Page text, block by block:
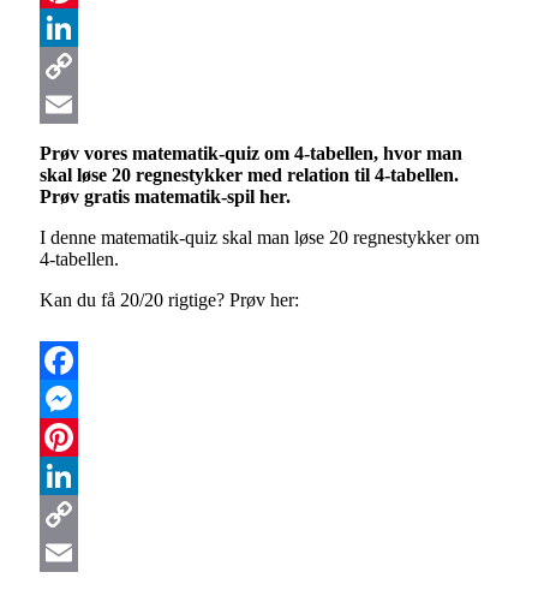
Pinterest
LinkedIn
Copy
Link
Email
Prøv vores matematik-quiz om 4-tabellen, hvor man
skal løse 20 regnestykker med relation til 4-tabellen.
Prøv gratis matematik-spil her.
I denne matematik-quiz skal man løse 20 regnestykker om
4-tabellen.
Kan du få 20/20 rigtige? Prøv her:
Facebook
Messenger
Pinterest
LinkedIn
Copy